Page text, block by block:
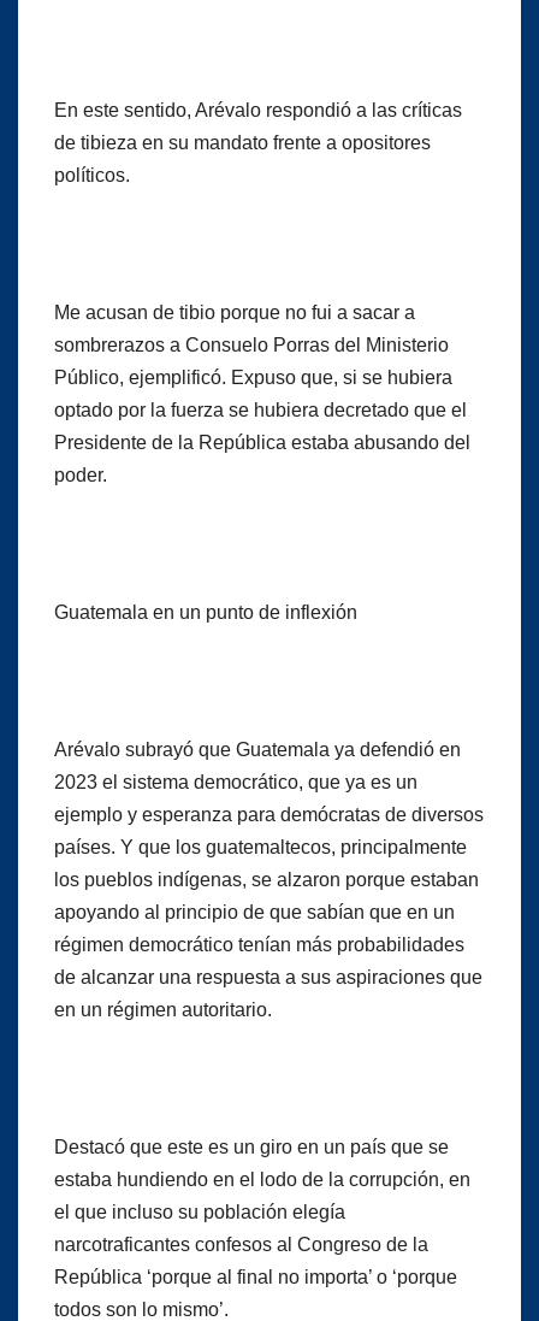
En este sentido, Arévalo respondió a las críticas
de tibieza en su mandato frente a opositores
políticos.
Me acusan de tibio porque no fui a sacar a
sombrerazos a Consuelo Porras del Ministerio
Público, ejemplificó. Expuso que, si se hubiera
optado por la fuerza se hubiera decretado que el
Presidente de la República estaba abusando del
poder.
Guatemala en un punto de inflexión
Arévalo subrayó que Guatemala ya defendió en
2023 el sistema democrático, que ya es un
ejemplo y esperanza para demócratas de diversos
países. Y que los guatemaltecos, principalmente
los pueblos indígenas, se alzaron porque estaban
apoyando al principio de que sabían que en un
régimen democrático tenían más probabilidades
de alcanzar una respuesta a sus aspiraciones que
en un régimen autoritario.
Destacó que este es un giro en un país que se
estaba hundiendo en el lodo de la corrupción, en
el que incluso su población elegía
narcotraficantes confesos al Congreso de la
República ‘porque al final no importa’ o ‘porque
todos son lo mismo’.